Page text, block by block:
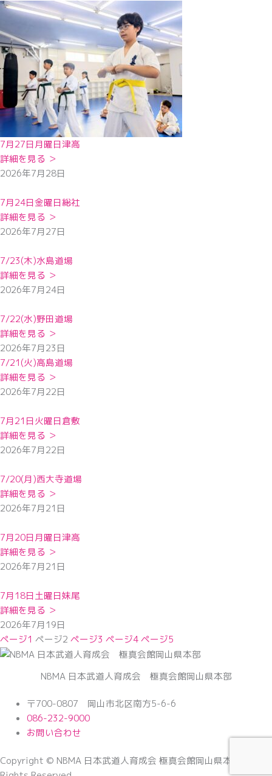
7月27日月曜日津高
詳細を見る ＞
2026年7月28日
7月24日金曜日総社
詳細を見る ＞
2026年7月27日
7/23(木)水島道場
詳細を見る ＞
2026年7月24日
7/22(水)野田道場
詳細を見る ＞
2026年7月23日
7/21(火)高島道場
詳細を見る ＞
2026年7月22日
7月21日火曜日倉敷
詳細を見る ＞
2026年7月22日
7/20(月)西大寺道場
詳細を見る ＞
2026年7月21日
7月20日月曜日津高
詳細を見る ＞
2026年7月21日
7月18日土曜日妹尾
詳細を見る ＞
2026年7月19日
ページ1 ページ2 ページ3 ページ4ページ5
NBMA 日本武道人育成会 極真会館岡山県本部
〒700-0807 岡山市北区南方5-6-6
086-232-9000
お問い合わせ
Copyright © NBMA 日本武道人育成会 極真会館岡山県本部 All